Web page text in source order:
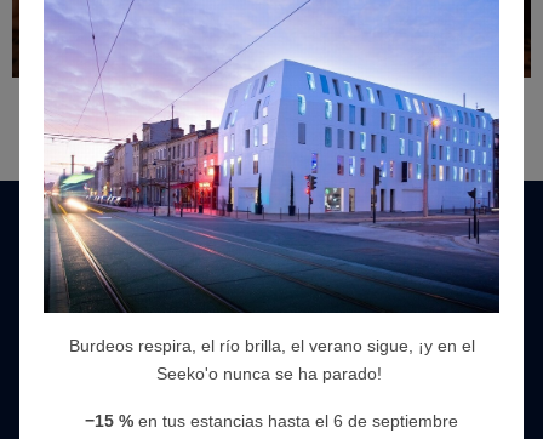
Seeko'o Bienestar
¡Suscríbete a nuestro boletín informativo!
Reciba nuestras ofertas en vista previa
Manténgase informado de los acontecimientos en
Burdeos respira, el río brilla, el verano sigue, ¡y en el
Seeko'o nunca se ha parado!
−15 % en tus estancias hasta el 6 de septiembre